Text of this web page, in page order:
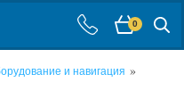
0
и навигация »